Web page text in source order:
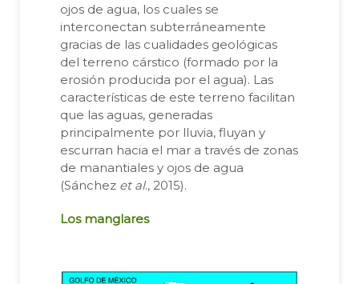
ojos de agua, los cuales se
interconectan subterráneamente
gracias de las cualidades geológicas
del terreno cárstico (formado por la
erosión producida por el agua). Las
características de este terreno facilitan
que las aguas, generadas
principalmente por lluvia, fluyan y
escurran hacia el mar a través de zonas
de manantiales y ojos de agua
(Sánchez et al., 2015).
Los manglares